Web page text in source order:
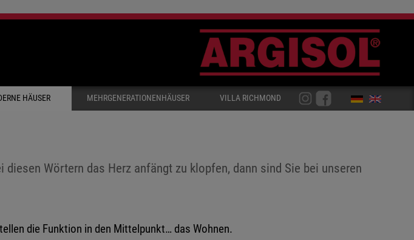
HÄUSER MEHRGENERATIONENHÄUSER VILLA RICHMOND
Wörtern das Herz anfängt zu klopfen, dann sind Sie bei unseren
die Funktion in den Mittelpunkt… das Wohnen.